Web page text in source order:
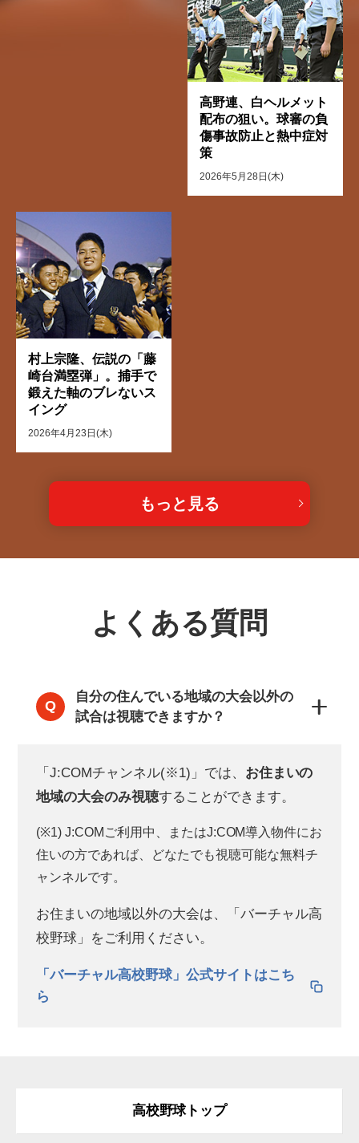
高野連、白ヘルメット
配布の狙い。球審の負
傷事故防止と熱中症対
策
2026年5月28日(木)
村上宗隆、伝説の「藤
崎台満塁弾」。捕手で
鍛えた軸のブレないス
イング
2026年4月23日(木)
もっと見る
よくある質問
自分の住んでいる地域の大会以外の
試合は視聴できますか？
「J:COMチャンネル(※1)」では、 お住まいの
地域の大会のみ視聴することができます。
(※1) J:COMご利用中、またはJ:COM導入物件にお
住いの方であれば、どなたでも視聴可能な無料チ
ャンネルです。
お住まいの地域以外の大会は、「バーチャル高
校野球」をご利用ください。
「バーチャル高校野球」公式サイトはこち
ら
高校野球トップ